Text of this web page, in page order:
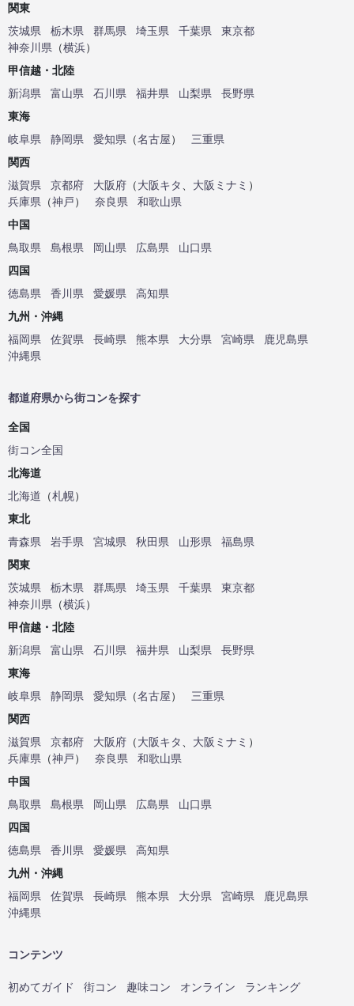
関東
茨城県
栃木県 群馬県 埼玉県 千葉県
東京都
神奈川県 （横浜）
甲信越・北陸
新潟県
富山県 石川県 福井県 山梨県
長野県
東海
岐阜県
静岡県 愛知県 （名古屋）
三重県
関西
滋賀県
京都府 大阪府 （大阪キタ 大阪ミナミ ）
兵庫県 （神戸） 奈良県
和歌山県
中国
鳥取県
島根県 岡山県 広島県
山口県
四国
徳島県
香川県 愛媛県
高知県
九州・沖縄
福岡県
佐賀県 長崎県 熊本県 大分県 宮崎県
鹿児島県
沖縄県
都道府県から街コンを探す
全国
街コン全国
北海道
北海道 （札幌）
東北
青森県
岩手県 宮城県 秋田県 山形県
福島県
関東
茨城県
栃木県 群馬県 埼玉県 千葉県
東京都
神奈川県 （横浜）
甲信越・北陸
新潟県
富山県 石川県 福井県 山梨県
長野県
東海
岐阜県
静岡県 愛知県 （名古屋）
三重県
関西
滋賀県
京都府 大阪府 （大阪キタ 大阪ミナミ ）
兵庫県 （神戸） 奈良県
和歌山県
中国
鳥取県
島根県 岡山県 広島県
山口県
四国
徳島県
香川県 愛媛県
高知県
九州・沖縄
福岡県
佐賀県 長崎県 熊本県 大分県 宮崎県
鹿児島県
沖縄県
コンテンツ
初めてガイド 街コン 趣味コン オンライン ランキング